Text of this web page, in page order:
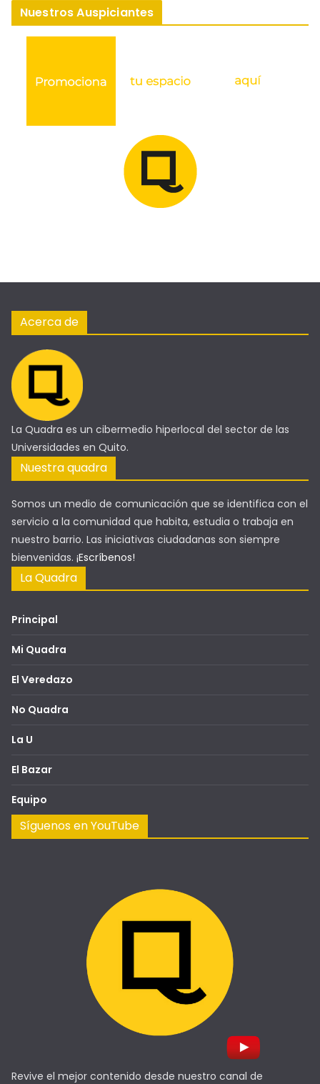
Nuestros Auspiciantes
Acerca de
La Quadra es un cibermedio hiperlocal del sector de las
Universidades en Quito.
Nuestra quadra
Somos un medio de comunicación que se identifica con el
servicio a la comunidad que habita, estudia o trabaja en
nuestro barrio. Las iniciativas ciudadanas son siempre
bienvenidas. ¡Escríbenos!
La Quadra
Principal
Mi Quadra
El Veredazo
No Quadra
La U
El Bazar
Equipo
Síguenos en YouTube
Revive el mejor contenido desde nuestro canal de